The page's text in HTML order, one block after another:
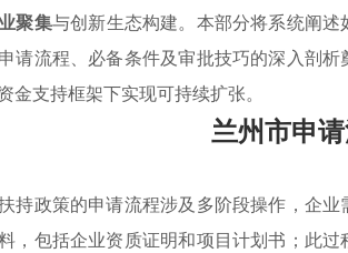
聚集与创新生态构建。本部分将系统阐述
请流程、必备条件及审批技巧的深入剖
金支持框架下实现可持续扩张。
兰州市申
持政策的申请流程涉及多阶段操作，企业
，包括企业资质证明和项目计划书；此过